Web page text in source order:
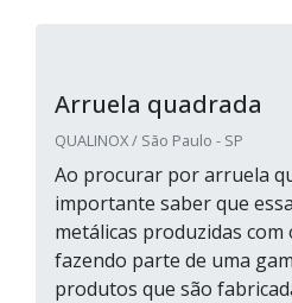
Arruela quadrada
QUALINOX / São Paulo - SP
Ao procurar por arruela
importante saber que
metálicas produzidas
fazendo parte de uma
produtos que são